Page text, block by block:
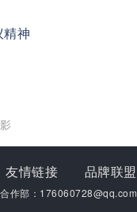
精神
友情链接 品牌联盟
作部：176060728@qq.com